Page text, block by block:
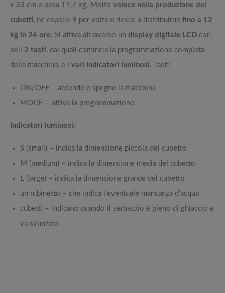
x 33 cm e pesa 11,7 kg. Molto veloce nella produzione dei
cubetti, ne espelle 9 per volta e riesce a distribuirne fino a 12
kg in 24 ore. Si attiva attraverso un display digitale LCD con
soli 2 tasti, dai quali comincia la programmazione completa
della macchina, e i vari indicatori luminosi. Tasti:
ON/OFF – accende e spegne la macchina
MODE – attiva la programmazione
Indicatori luminosi:
S (small) – indica la dimensione piccola del cubetto
M (medium) – indica la dimensione media del cubetto
L (large) – indica la dimensione grande del cubetto
un rubinetto – che indica l’eventuale mancanza d’acqua
cubetti – indicano quando il serbatoio è pieno di ghiaccio e
va svuotato